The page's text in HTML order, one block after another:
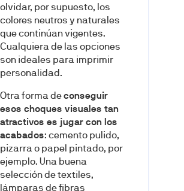
olvidar, por supuesto, los
colores neutros y naturales
que continúan vigentes.
Cualquiera de las opciones
son ideales para imprimir
personalidad.
Otra forma deconseguir
esos choques visuales tan
atractivos es jugar con los
acabados: cemento pulido,
pizarra o papel pintado, por
ejemplo. Una buena
selección de textiles,
lámparas de fibras